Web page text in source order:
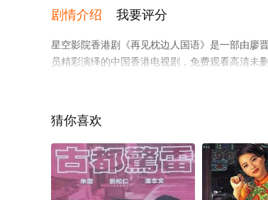
剧情介绍 我要评分
星空影院香港剧《再见枕边人国语》是一部由廖
员精彩演绎的中国香港电视剧，免费观看高清未
猜你喜欢